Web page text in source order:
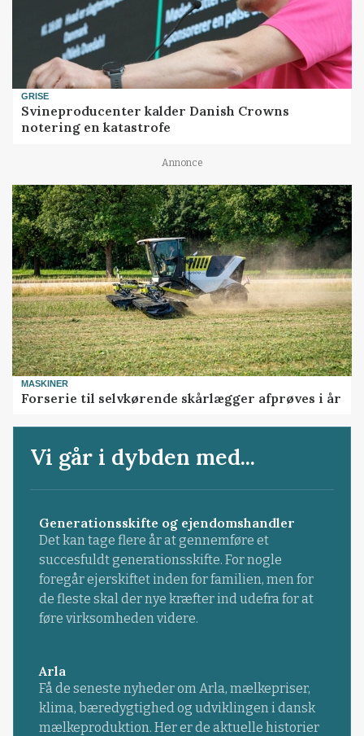
GRISE
Svineproducenter kalder Danish Crowns
notering en katastrofe
Annonce
MASKINER
Forserie til selvkørende skårlægger afprøves i år
Vi går i dybden med...
Generationsskifte og ejendomshandler
Det kan tage flere år at gennemføre et
succesfuldt generationsskifte. For nogle
foregår ejerskiftet inden for familien, men for
de fleste skal der nye kræfter ind udefra for at
føre virksomheden videre.
Arla
Få de seneste nyheder om Arla, mælkepriser,
klima, bæredygtighed og udviklingen i dansk
mælkeproduktion. Her er de aktuelle historier